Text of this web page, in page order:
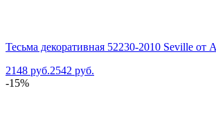
Тесьма декоративная 52230-2010 Seville от
2148 руб.2542 руб.
-15%